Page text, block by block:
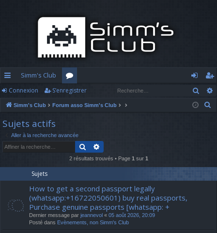
cc
ès
ra
Simm's Club
or
u
s
o
n
’e
nr
Connexion S’enregistrer
Simm's Club Forum asso Simm's Club
c
Sujets actifs
Aller à la recherche avancée
Rechercher
2 résultats trouvés • Page 1 sur 1
Sujets
How to get a second passport legally
(whatsapp:+16722050601) buy real passports,
Purchase genuine passports [whatsapp: +
Dernier message par jeannevol « 05 août 2026, 20:09
Posté dans Evènements, non Simm's Club